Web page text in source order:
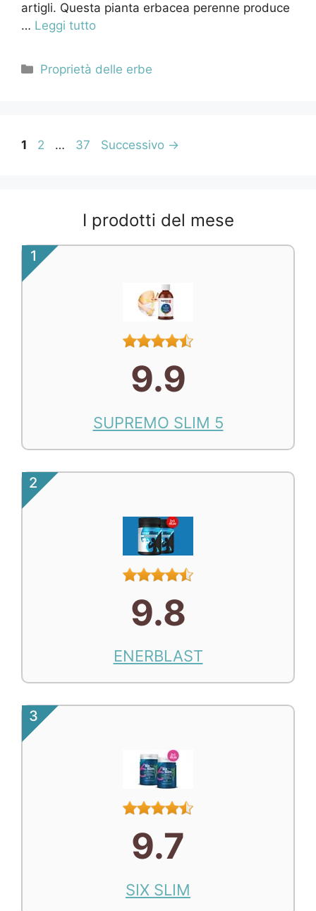
artigli. Questa pianta erbacea perenne produce
… Leggi tutto
Categorie
Proprietà delle erbe
Navigazione
Pagina
1 Pagina
2 … Pagina
37 Successivo →
I prodotti del mese
1
9.9
SUPREMO SLIM 5
2
9.8
ENERBLAST
3
9.7
SIX SLIM